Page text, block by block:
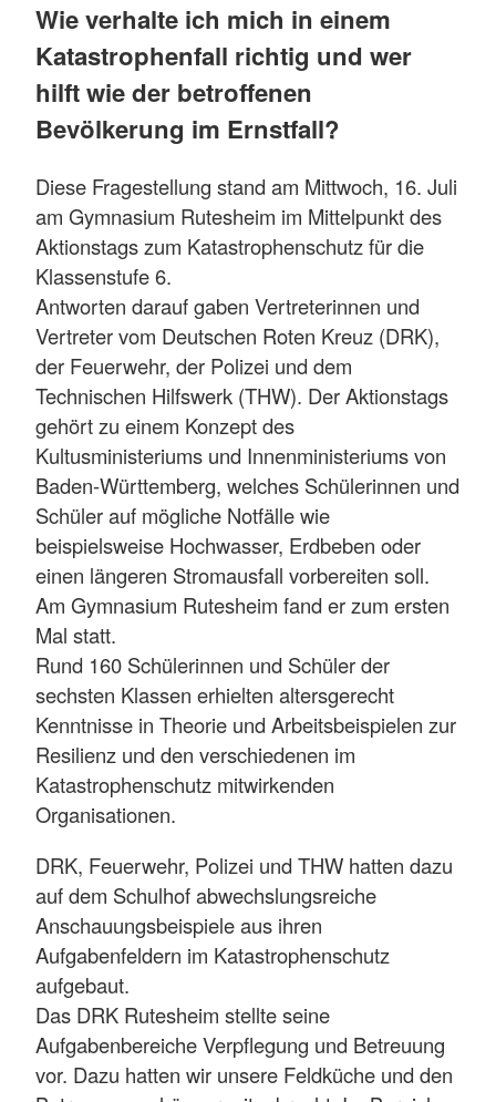
Wie verhalte ich mich in einem
Katastrophenfall richtig und wer
hilft wie der betroffenen
Bevölkerung im Ernstfall?
Diese Fragestellung stand am Mittwoch, 16. Juli
am Gymnasium Rutesheim im Mittelpunkt des
Aktionstags zum Katastrophenschutz für die
Klassenstufe 6.
Antworten darauf gaben Vertreterinnen und
Vertreter vom Deutschen Roten Kreuz (DRK),
der Feuerwehr, der Polizei und dem
Technischen Hilfswerk (THW). Der Aktionstags
gehört zu einem Konzept des
Kultusministeriums und Innenministeriums von
Baden-Württemberg, welches Schülerinnen und
Schüler auf mögliche Notfälle wie
beispielsweise Hochwasser, Erdbeben oder
einen längeren Stromausfall vorbereiten soll.
Am Gymnasium Rutesheim fand er zum ersten
Mal statt.
Rund 160 Schülerinnen und Schüler der
sechsten Klassen erhielten altersgerecht
Kenntnisse in Theorie und Arbeitsbeispielen zur
Resilienz und den verschiedenen im
Katastrophenschutz mitwirkenden
Organisationen.
DRK, Feuerwehr, Polizei und THW hatten dazu
auf dem Schulhof abwechslungsreiche
Anschauungsbeispiele aus ihren
Aufgabenfeldern im Katastrophenschutz
aufgebaut.
Das DRK Rutesheim stellte seine
Aufgabenbereiche Verpflegung und Betreuung
vor. Dazu hatten wir unsere Feldküche und den